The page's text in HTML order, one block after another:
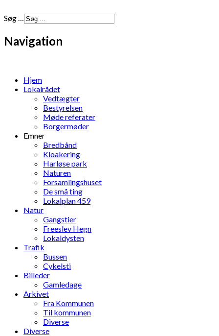
Søg …
Navigation
Hjem
Lokalrådet
Vedtægter
Bestyrelsen
Møde referater
Borgermøder
Emner
Bredbånd
Kloakering
Harløse park
Naturen
Forsamlingshuset
De små ting
Lokalplan 459
Natur
Gangstier
Freeslev Hegn
Lokaldysten
Trafik
Bussen
Cykelsti
Billeder
Gamledage
Arkivet
Fra Kommunen
Til kommunen
Diverse
Diverse